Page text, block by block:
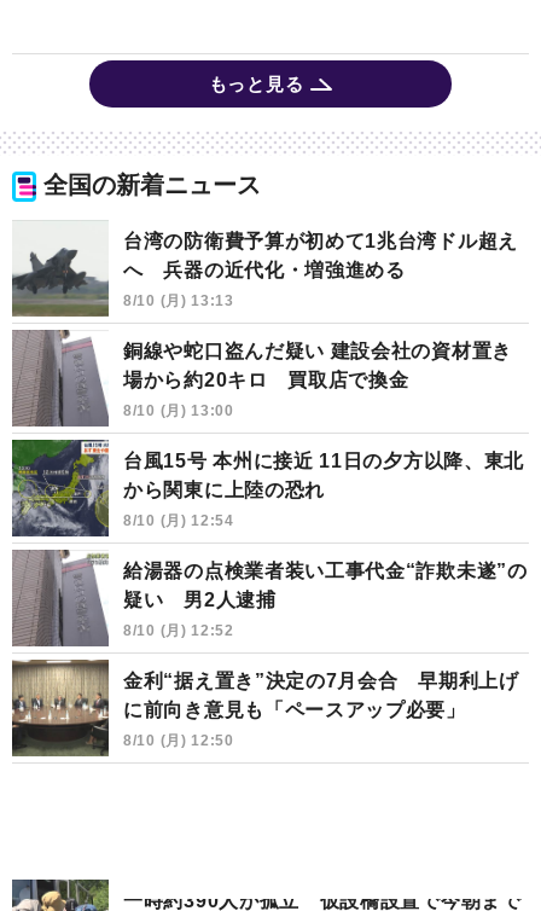
もっと見る
全国の新着ニュース
台湾の防衛費予算が初めて1兆台湾ドル超え
へ 兵器の近代化・増強進める
8/10 (月) 13:13
銅線や蛇口盗んだ疑い 建設会社の資材置き
場から約20キロ 買取店で換金
8/10 (月) 13:00
台風15号 本州に接近 11日の夕方以降、東北
から関東に上陸の恐れ
8/10 (月) 12:54
給湯器の点検業者装い工事代金“詐欺未遂”の
疑い 男2人逮捕
8/10 (月) 12:52
金利“据え置き”決定の7月会合 早期利上げ
に前向き意見も「ペースアップ必要」
8/10 (月) 12:50
一時約390人が孤立 仮設橋設置で今朝まで